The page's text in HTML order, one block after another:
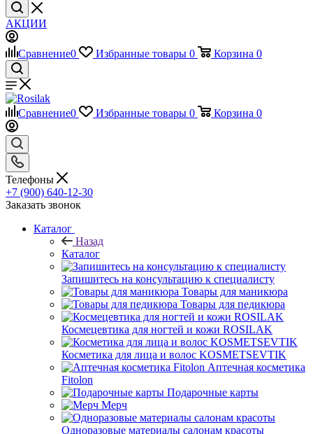
АКЦИИ
Сравнение0 Избранные товары 0 Корзина 0
Сравнение0 Избранные товары 0 Корзина 0
Телефоны
+7 (900) 640-12-30
Заказать звонок
Каталог
Назад
Каталог
Запишитесь на консультацию к специалисту
Товары для маникюра
Товары для педикюра
Космецевтика для ногтей и кожи ROSILAK
Косметика для лица и волос KOSMETSEVTIK
Аптечная косметика
Fitolon
Подарочные карты
Мерч
Одноразовые материалы салонам красоты